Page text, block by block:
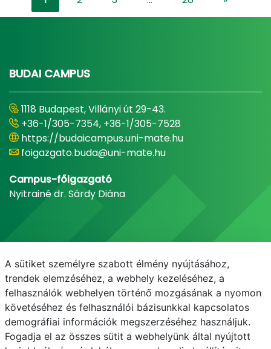
BUDAI CAMPUS
1118 Budapest, Villányi út 29-43.
+36-1/305-7354, +36-1/305-7528
https://budaicampus.uni-mate.hu
foigazgato.buda@uni-mate.hu
Campus-főigazgató
Nyitrainé dr. Sárdy Diána
E-mail Telefonkönyv NEPTUN E-learning
A sütiket személyre szabott élmény nyújtásához,
trendek elemzéséhez, a webhely kezeléséhez, a
felhasználók webhelyen történő mozgásának a nyomon
követéséhez és felhasználói bázisunkkal kapcsolatos
demográfiai információk megszerzéséhez használjuk.
Fogadja el az összes sütit a webhelyünk által nyújtott